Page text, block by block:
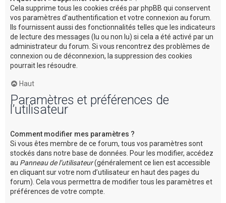
Cela supprime tous les cookies créés par phpBB qui conservent
vos paramètres d’authentification et votre connexion au forum.
Ils fournissent aussi des fonctionnalités telles que les indicateurs
de lecture des messages (lu ou non lu) si cela a été activé par un
administrateur du forum. Si vous rencontrez des problèmes de
connexion ou de déconnexion, la suppression des cookies
pourrait les résoudre.
Haut
Paramètres et préférences de
l’utilisateur
Comment modifier mes paramètres ?
Si vous êtes membre de ce forum, tous vos paramètres sont
stockés dans notre base de données. Pour les modifier, accédez
au Panneau de l’utilisateur(généralement ce lien est accessible
en cliquant sur votre nom d’utilisateur en haut des pages du
forum). Cela vous permettra de modifier tous les paramètres et
préférences de votre compte.